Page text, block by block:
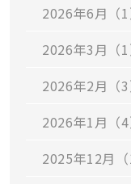
2026年6月（1
2026年3月（1
2026年2月（3
2026年1月（4
2025年12月（